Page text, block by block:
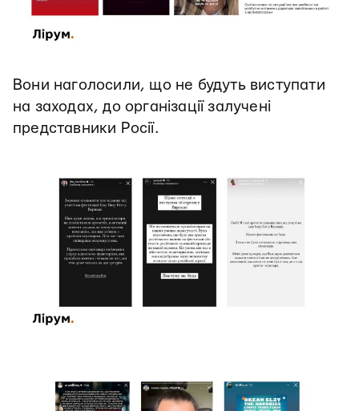
Вони наголосили, що не будуть виступати
на заходах, до організації залучені
представники Росії.